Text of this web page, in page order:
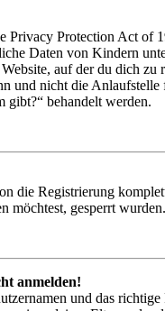
Privacy Protection Act of
Daten von Kindern
auf der du dich
und nicht die
gibt?“ behandelt werden.
die Registrierung
möchtest, gesperrt
anmelden!
und das